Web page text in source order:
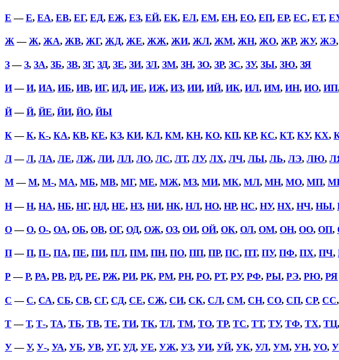
Е —Е, ЕА, ЕВ, ЕГ, ЕД, ЕЖ, ЕЗ, ЕЙ, ЕК, ЕЛ, ЕМ, ЕН, ЕО, ЕП, ЕР, ЕС, ЕТ,
Ж —Ж, ЖА, ЖВ, ЖГ, ЖД, ЖЕ, ЖЖ, ЖИ, ЖЛ, ЖМ, ЖН, ЖО, ЖР, ЖУ, ЖЭ,
З—З, ЗА, ЗБ, ЗВ, ЗГ, ЗД, ЗЕ, ЗИ, ЗЛ, ЗМ, ЗН, ЗО, ЗР, ЗС, ЗУ, ЗЫ, ЗЮ, ЗЯ
И—И, ИА, ИБ, ИВ, ИГ, ИД, ИЕ, ИЖ, ИЗ, ИИ, ИЙ, ИК, ИЛ, ИМ, ИН, ИО, ИП
Й—Й, ЙЕ, ЙИ, ЙО, ЙЫ
К—К, К-, КА, КВ, КЕ, КЗ, КИ, КЛ, КМ, КН, КО, КП, КР, КС, КТ, КУ, КХ,
Л—Л, ЛА, ЛЕ, ЛЖ, ЛИ, ЛЛ, ЛО, ЛС, ЛТ, ЛУ, ЛХ, ЛЧ, ЛЫ, ЛЬ, ЛЭ, ЛЮ,
М—М, М-, МА, МБ, МВ, МГ, МЕ, МЖ, МЗ, МИ, МК, МЛ, МН, МО, МП,
Н—Н, НА, НБ, НГ, НД, НЕ, НЗ, НИ, НК, НЛ, НО, НР, НС, НУ, НХ, НЧ, НЫ,
О—О, О-, ОА, ОБ, ОВ, ОГ, ОД, ОЖ, ОЗ, ОИ, ОЙ, ОК, ОЛ, ОМ, ОН, ОО, ОП,
П—П, П-, ПА, ПЕ, ПИ, ПЛ, ПМ, ПН, ПО, ПП, ПР, ПС, ПТ, ПУ, ПФ, ПХ, ПЧ,
Р—Р, РА, РВ, РД, РЕ, РЖ, РИ, РК, РМ, РН, РО, РТ, РУ, РФ, РЫ, РЭ, РЮ, РЯ
С —С, СА, СБ, СВ, СГ, СД, СЕ, СЖ, СИ, СК, СЛ, СМ, СН, СО, СП, СР, СС,
Т—Т, Т-, ТА, ТБ, ТВ, ТЕ, ТИ, ТК, ТЛ, ТМ, ТО, ТР, ТС, ТТ, ТУ, ТФ, ТХ, ТЦ,
У—У, У-, УА, УБ, УВ, УГ, УД, УЕ, УЖ, УЗ, УИ, УЙ, УК, УЛ, УМ, УН, УО,